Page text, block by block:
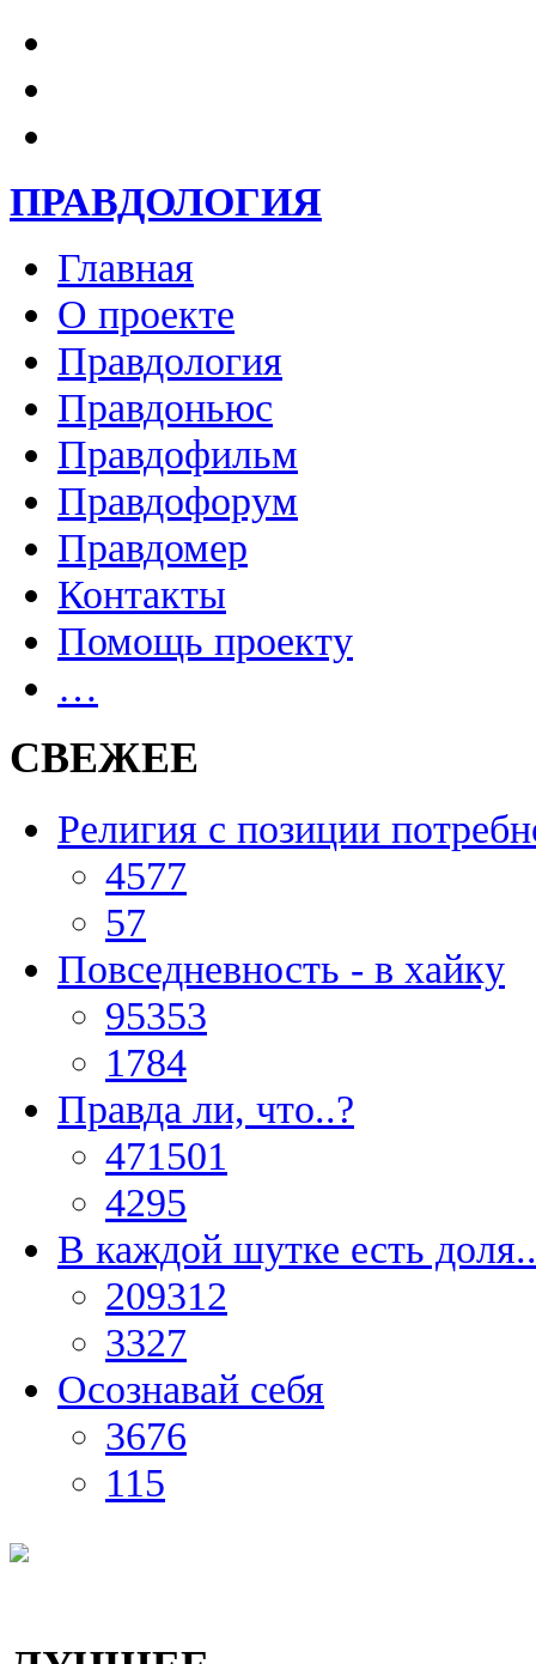
ПРАВДОЛОГИЯ
Главная
О проекте
Правдология
Правдоньюс
Правдофильм
Правдофорум
Правдомер
Контакты
Помощь проекту
…
СВЕЖЕЕ
Религия с позиции
4577
57
Повседневность - в хайку
95353
1784
Правда ли, что..?
471501
4295
В каждой шутке есть
209312
3327
Осознавай себя
3676
115